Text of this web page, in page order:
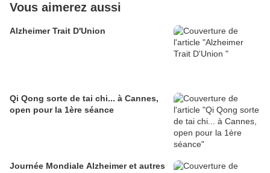
Vous aimerez aussi
Alzheimer Trait D'Union
Qi Qong sorte de tai chi... à Cannes,
open pour la 1ère séance
Journée Mondiale Alzheimer et autres